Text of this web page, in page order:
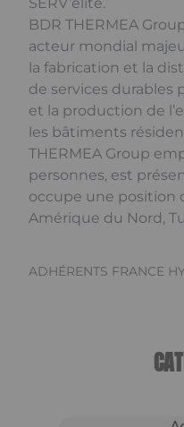
BDR THERMEA
acteur mondial
la fabrication et la
de services
et la production de
les bâtiments
THERMEA Group
personnes, est
occupe une position
Amérique du Nord,
ADHÉRENTS FRANCE